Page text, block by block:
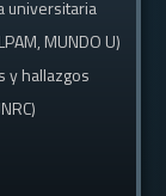
universitaria
MUNDO U)
y hallazgos